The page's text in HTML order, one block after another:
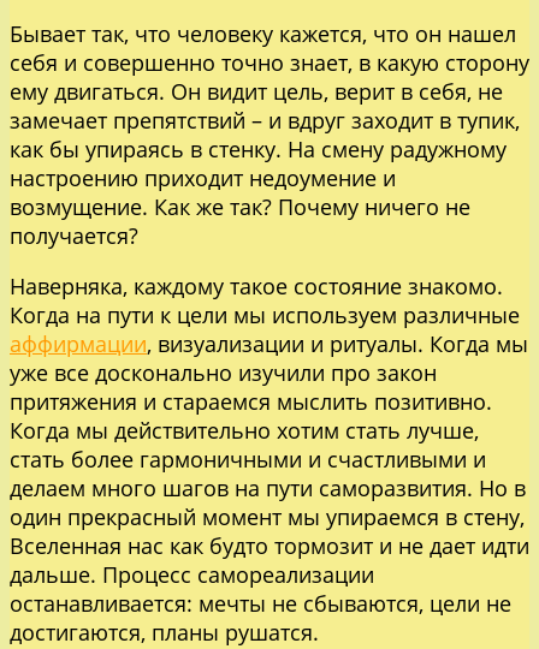
Бывает так, что человеку кажется, что он нашел
себя и совершенно точно знает, в какую сторону
ему двигаться. Он видит цель, верит в себя, не
замечает препятствий – и вдруг заходит в тупик,
как бы упираясь в стенку. На смену радужному
настроению приходит недоумение и
возмущение. Как же так? Почему ничего не
получается?
Наверняка, каждому такое состояние знакомо.
Когда на пути к цели мы используем различные
аффирмации, визуализации и ритуалы. Когда мы
уже все досконально изучили про закон
притяжения и стараемся мыслить позитивно.
Когда мы действительно хотим стать лучше,
стать более гармоничными и счастливыми и
делаем много шагов на пути саморазвития. Но в
один прекрасный момент мы упираемся в стену,
Вселенная нас как будто тормозит и не дает идти
дальше. Процесс самореализации
останавливается: мечты не сбываются, цели не
достигаются, планы рушатся.